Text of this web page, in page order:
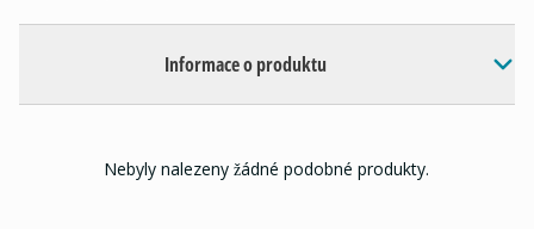
Informace o produktu
Nebyly nalezeny žádné podobné produkty.